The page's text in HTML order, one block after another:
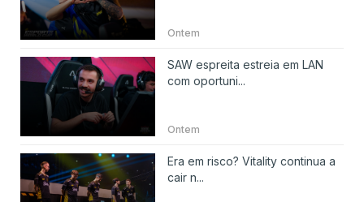
Ontem
SAW espreita estreia em LAN
com oportuni...
Ontem
Era em risco? Vitality continua a
cair n...